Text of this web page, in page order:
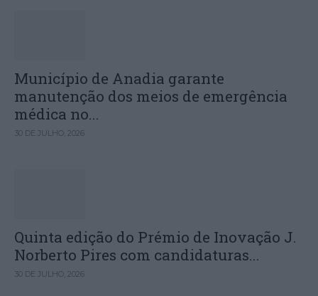
Município de Anadia garante
manutenção dos meios de emergência
médica no...
30 DE JULHO, 2026
Quinta edição do Prémio de Inovação J.
Norberto Pires com candidaturas...
30 DE JULHO, 2026